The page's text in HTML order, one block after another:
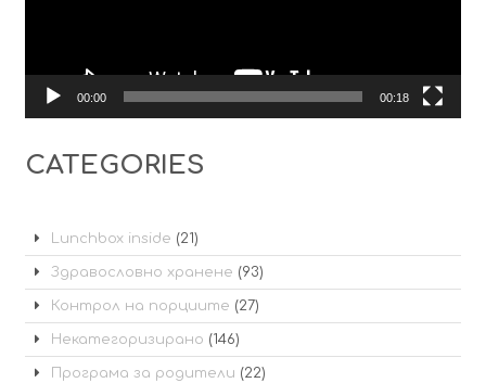
00:00 00:18
CATEGORIES
Lunchbox inside (21)
Здравословно хранене (93)
Контрол на порциите (27)
Некатегоризирано (146)
Програма за родители (22)